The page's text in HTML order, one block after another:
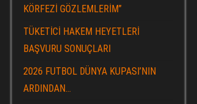
KÖRFEZİ GÖZLEMLERİM”
TÜKETİCİ HAKEM HEYETLERİ
BAŞVURU SONUÇLARI
2026 FUTBOL DÜNYA KUPASI’NIN
ARDINDAN…